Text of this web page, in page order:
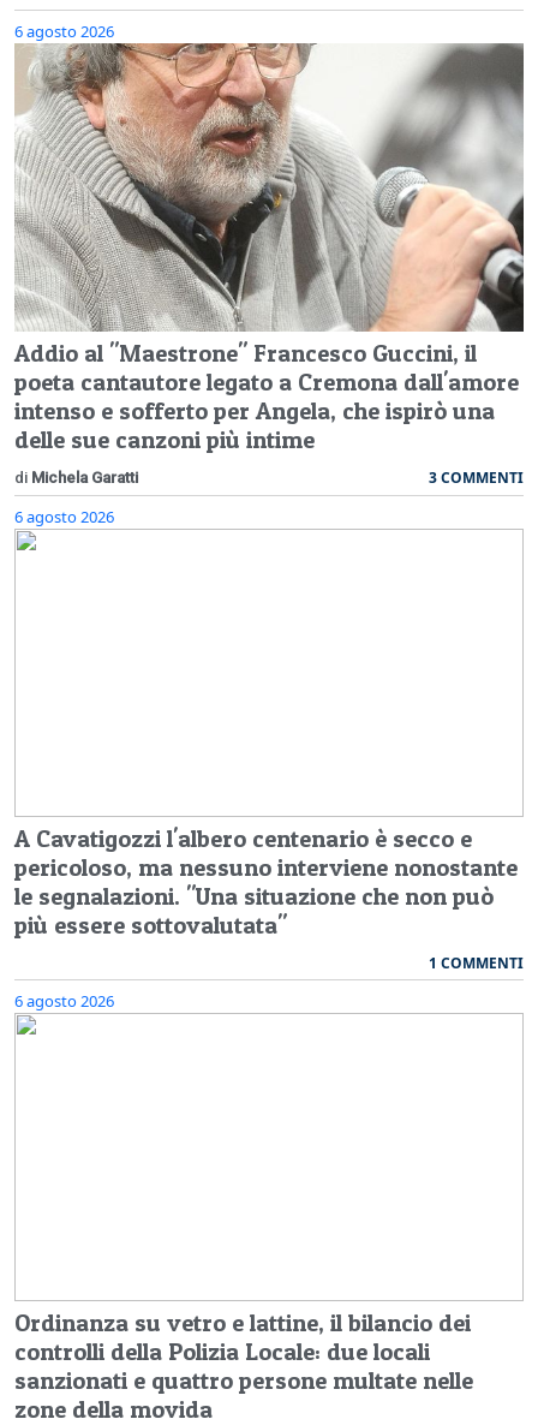
6 agosto 2026
Addio al "Maestrone" Francesco Guccini, il
poeta cantautore legato a Cremona dall'amore
intenso e sofferto per Angela, che ispirò una
delle sue canzoni più intime
di Michela Garatti 3 COMMENTI
6 agosto 2026
A Cavatigozzi l'albero centenario è secco e
pericoloso, ma nessuno interviene nonostante
le segnalazioni. "Una situazione che non può
più essere sottovalutata"
1 COMMENTI
6 agosto 2026
Ordinanza su vetro e lattine, il bilancio dei
controlli della Polizia Locale: due locali
sanzionati e quattro persone multate nelle
zone della movida